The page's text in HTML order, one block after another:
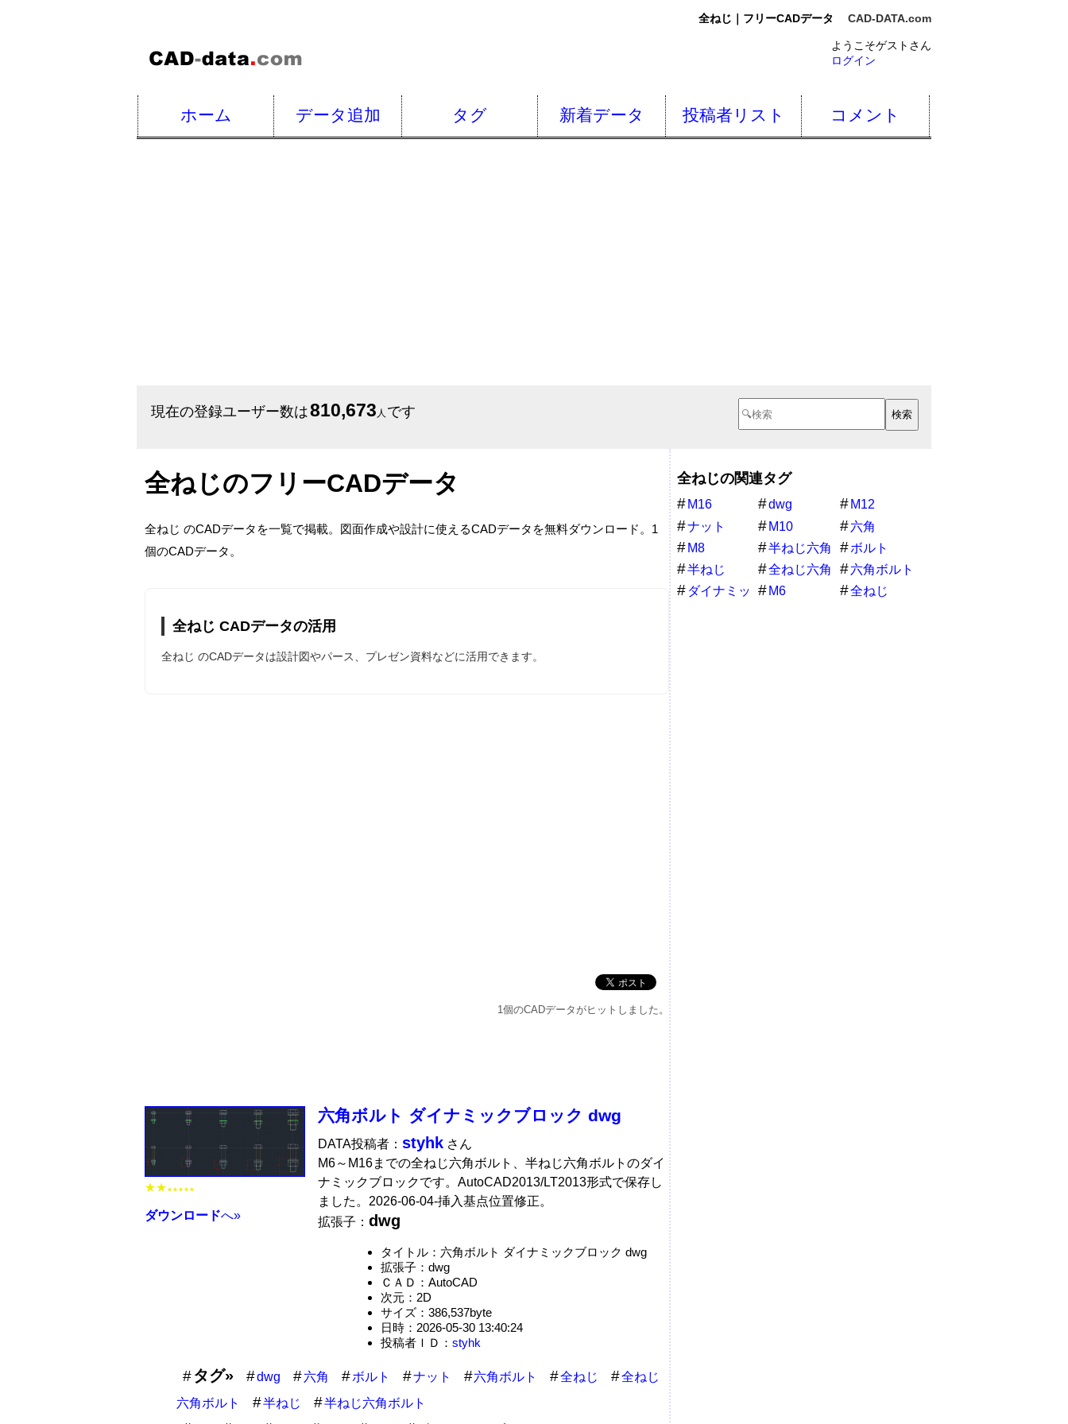
全ねじ｜フリーCADデータ CAD-DATA.com
ようこそゲストさん
ログイン
ホーム データ追加 タグ 新着データ 投稿者リスト コメント
現在の登録ユーザー数は810,673 人 です
全ねじのフリーCADデータ
全ねじ のCADデータを一覧で掲載。図面作成や設計に使えるCADデータを無料ダウンロード。1
個のCADデータ。
全ねじ CADデータの活用
全ねじ のCADデータは設計図やパース、プレゼン資料などに活用できます。
1個のCADデータがヒットしました。
★★ ★★★★★
ダウンロードへ»
六角ボルト ダイナミックブロック dwg
DATA投稿者： styhk さん
M6～M16までの全ねじ六角ボルト、半ねじ六角ボルトのダイ
ナミックブロックです。AutoCAD2013/LT2013形式で保存し
ました。2026-06-04-挿入基点位置修正。
拡張子： dwg
タイトル：六角ボルト ダイナミックブロック dwg
拡張子：dwg
ＣＡＤ：AutoCAD
次元：2D
サイズ：386,537byte
日時：2026-05-30 13:40:24
投稿者ＩＤ： styhk
タグ» dwg 六角 ボルト ナット 六角ボルト 全ねじ
全ねじ
六角ボルト
半ねじ
半ねじ六角ボルト
全ねじの関連タグ
M16 dwg
M12
ナット
M10
六角
M8
半ねじ六角
ボルト
ボルト
半ねじ
全ねじ六角
ボルト
六角ボルト
ダイナミッ
M6 全ねじ